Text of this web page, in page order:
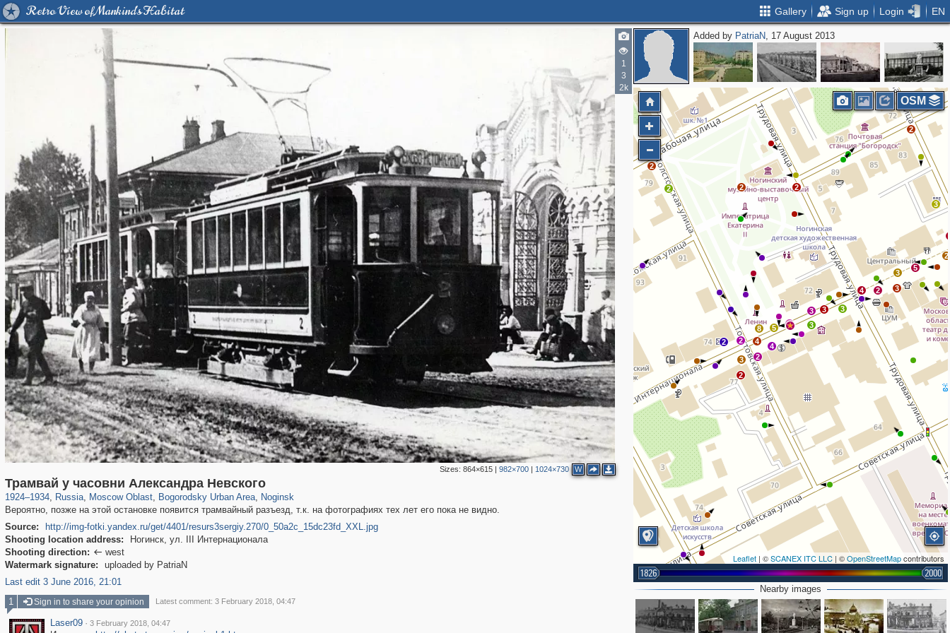
Retro View of Mankind's Habitat Gallery Sign up Login EN
1
3
2k
Sizes: 864×615| 982×700| 1024×730 W
Трамвай у часовни Александра Невского
1924–1934, Russia
1,406,837 29,243
, Moscow Oblast
96,438 1,691
, Bogorodsky Urban Area
1,629 16
, Noginsk
928
Вероятно, позже на этой остановке появится трамвайный разъезд, т.к. на фотографиях тех лет его пока не видно.
Source:
http://img-fotki.yandex.ru/get/4401/resurs3sergiy.270/0_50a2c_15dc23fd_XXL.jpg
Shooting location address:
Ногинск, ул. III Интернационала
Shooting direction:  west
Watermark signature:
uploaded by PatriaN
Last edit 3 June 2016, 21:01
Added by PatriaN, 17 August 2013
2
2
2
3
3
3
2
4
5
4
8
2
2
3
2
2
3
4 2 3
2
2
5
3
3
2
2
2
Leaflet | ©SCANEX ITC LLC | ©OpenStreetMapcontributors
1826 2000
OSM
Nearby images
1
Sign in to share your opinion Latest comment: 3 February 2018, 04:47
Laser09 · 3 February 2018, 04:47